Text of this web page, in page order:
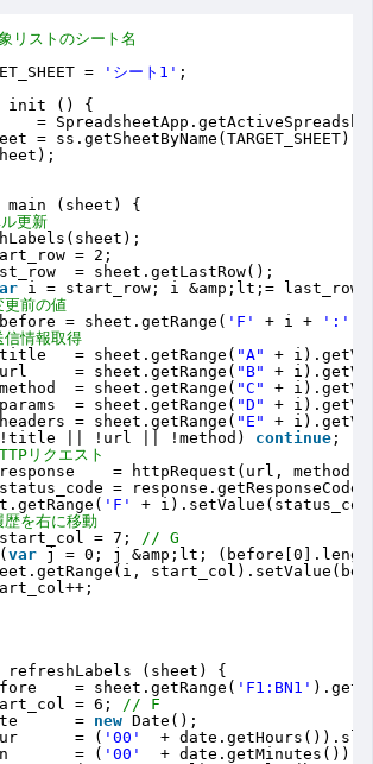
リストのシート名
= 'シート1' ;
init () {
=
= ss.getSheetByName(TARGET_SHEET);
main (sheet) {
更新
= 2;
= sheet.getLastRow();
i = start_row; i &amp;lt;=
前の値
before = sheet.getRange( 'F' + i + ':'
情報取得
title   = sheet.getRange( "A"
+
url     = sheet.getRange( "B"
+
method  = sheet.getRange( "C"
+
params  = sheet.getRange( "D"
+
headers = sheet.getRange( "E"
+
|| !url || !method) continue ;
リクエスト
response    = httpRequest(url, method,
status_code =
'F'
+
を右に移動
start_col = 7; // G
(var j = 0; j &amp;lt;
refreshLabels (sheet) {
= sheet.getRange( 'F1:BN1'
= 6; // F
= new Date();
= ( '00'
+
= ( '00'
+